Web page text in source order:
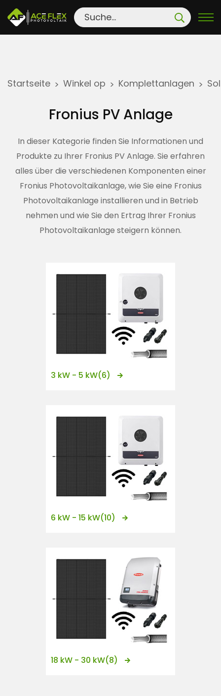
Startseite > Winkel op > Komplettanlagen >
Fronius PV Anlage
In dieser Kategorie finden Sie Informationen und
Produkte zu Ihrer Fronius PV Anlage. Sie erfahren
alles über die verschiedenen Komponenten einer
Fronius Photovoltaikanlage, wie Sie eine Fronius
Photovoltaikanlage installieren und in Betrieb
nehmen und wie Sie den Ertrag Ihrer Fronius
Photovoltaikanlage steigern können.
3 kW - 5 kW(6)
6 kW - 15 kW(10)
18 kW - 30 kW(8)